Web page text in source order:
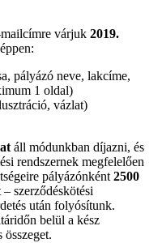
várjuk 2019.
pályázó neve, lakcíme,
1 oldal)
vázlat)
áll módunkban díjazni, és
rendszernek megfelelően
pályázónként2500
szerződéskötési
után folyósítunk.
belül a kész